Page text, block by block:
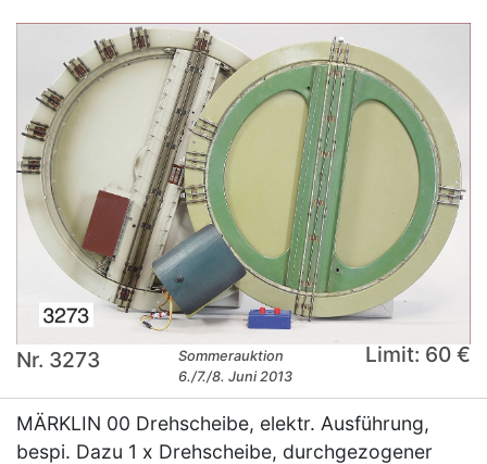
Nr. 3273
Sommerauktion
6./7./8. Juni 2013
Limit: 60 €
MÄRKLIN 00 Drehscheibe, elektr. Ausführung,
bespi. Dazu 1 x Drehscheibe, durchgezogener